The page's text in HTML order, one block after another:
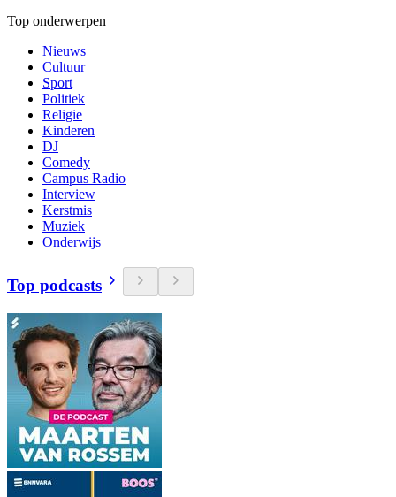
Top onderwerpen
Nieuws
Cultuur
Sport
Politiek
Religie
Kinderen
DJ
Comedy
Campus Radio
Interview
Kerstmis
Muziek
Onderwijs
Top podcasts